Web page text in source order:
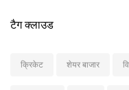
टैग क्लाउड
क्रिकेट शेयर बाजार